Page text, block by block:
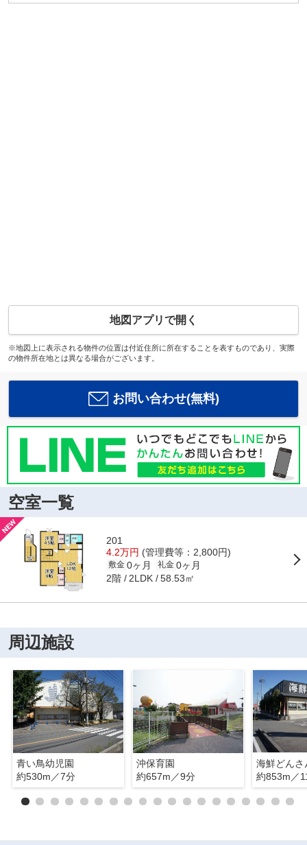
地図アプリで開く
※地図上に表示される物件の位置は付近住所に所在することを表すものであり、実際
の物件所在地とは異なる場合がございます。
お問い合わせ(無料)
空室一覧
201
4.2万円 (管理費等：2,800円)
敷金 0ヶ月 礼金 0ヶ月
2階 2LDK 58.53㎡
周辺施設
青い鳥幼児園
約530m／7分
沖保育園
約657m／9分
海鮮どんさ
約853m／